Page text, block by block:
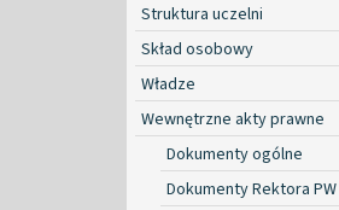
Struktura uczelni
Skład osobowy
Władze
Wewnętrzne akty prawne
Dokumenty ogólne
Dokumenty Rektora PW